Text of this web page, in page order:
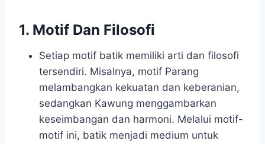
1. Motif Dan Filosofi
Setiap motif batik memiliki arti dan filosofi
tersendiri. Misalnya, motif Parang
melambangkan kekuatan dan keberanian,
sedangkan Kawung menggambarkan
keseimbangan dan harmoni. Melalui motif-
motif ini, batik menjadi medium untuk